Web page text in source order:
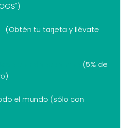
(Obtén tu tarjeta y llévate
(5% de
el mundo (sólo con